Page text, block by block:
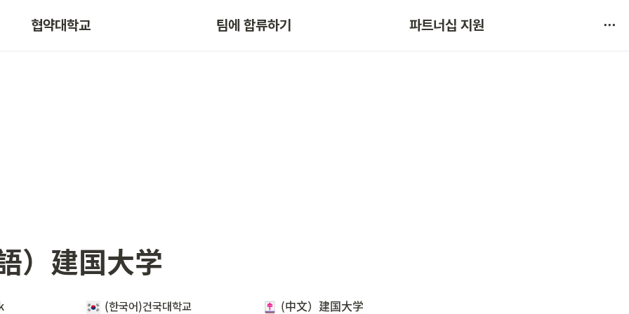
협약대학교 팀에 합류하기 파트너십 지원
서비스 불만 사항 제보
）建国大学
(한국어)건국대학교 (中文）建国大学